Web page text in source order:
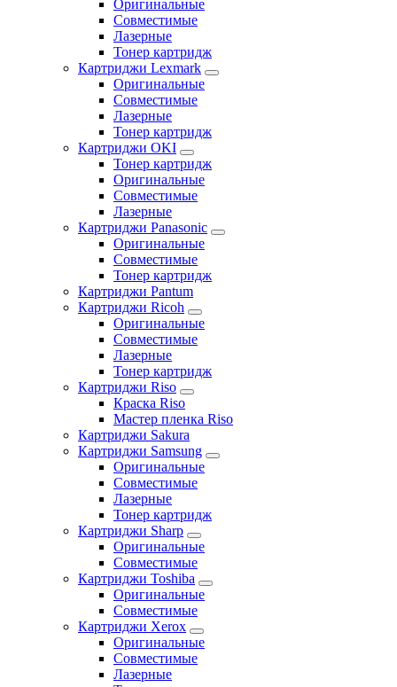
Оригинальные
Совместимые
Лазерные
Тонер картридж
Картриджи Lexmark
Оригинальные
Совместимые
Лазерные
Тонер картридж
Картриджи OKI
Тонер картридж
Оригинальные
Совместимые
Лазерные
Картриджи Panasonic
Оригинальные
Совместимые
Тонер картридж
Картриджи Pantum
Картриджи Ricoh
Оригинальные
Совместимые
Лазерные
Тонер картридж
Картриджи Riso
Краска Riso
Мастер пленка Riso
Картриджи Sakura
Картриджи Samsung
Оригинальные
Совместимые
Лазерные
Тонер картридж
Картриджи Sharp
Оригинальные
Совместимые
Картриджи Toshiba
Оригинальные
Совместимые
Картриджи Xerox
Оригинальные
Совместимые
Лазерные